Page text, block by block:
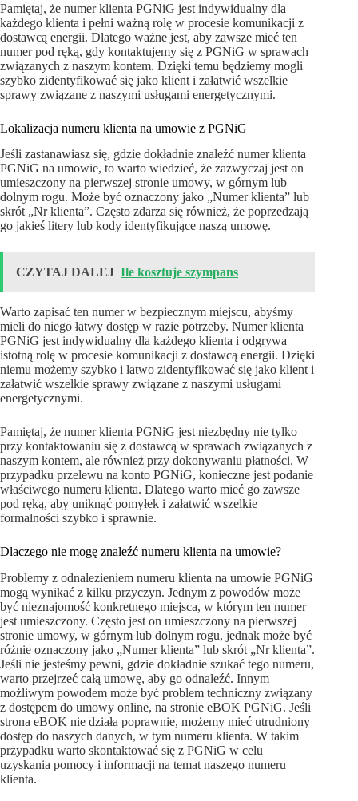
Pamiętaj, że numer klienta PGNiG jest indywidualny dla
każdego klienta i pełni ważną rolę w procesie komunikacji z
dostawcą energii. Dlatego ważne jest, aby zawsze mieć ten
numer pod ręką, gdy kontaktujemy się z PGNiG w sprawach
związanych z naszym kontem. Dzięki temu będziemy mogli
szybko zidentyfikować się jako klient i załatwić wszelkie
sprawy związane z naszymi usługami energetycznymi.
Lokalizacja numeru klienta na umowie z PGNiG
Jeśli zastanawiasz się, gdzie dokładnie znaleźć numer klienta
PGNiG na umowie, to warto wiedzieć, że zazwyczaj jest on
umieszczony na pierwszej stronie umowy, w górnym lub
dolnym rogu. Może być oznaczony jako „Numer klienta” lub
skrót „Nr klienta”. Często zdarza się również, że poprzedzają
go jakieś litery lub kody identyfikujące naszą umowę.
CZYTAJ DALEJ Ile kosztuje szympans
Warto zapisać ten numer w bezpiecznym miejscu, abyśmy
mieli do niego łatwy dostęp w razie potrzeby. Numer klienta
PGNiG jest indywidualny dla każdego klienta i odgrywa
istotną rolę w procesie komunikacji z dostawcą energii. Dzięki
niemu możemy szybko i łatwo zidentyfikować się jako klient i
załatwić wszelkie sprawy związane z naszymi usługami
energetycznymi.
Pamiętaj, że numer klienta PGNiG jest niezbędny nie tylko
przy kontaktowaniu się z dostawcą w sprawach związanych z
naszym kontem, ale również przy dokonywaniu płatności. W
przypadku przelewu na konto PGNiG, konieczne jest podanie
właściwego numeru klienta. Dlatego warto mieć go zawsze
pod ręką, aby uniknąć pomyłek i załatwić wszelkie
formalności szybko i sprawnie.
Dlaczego nie mogę znaleźć numeru klienta na umowie?
Problemy z odnalezieniem numeru klienta na umowie PGNiG
mogą wynikać z kilku przyczyn. Jednym z powodów może
być nieznajomość konkretnego miejsca, w którym ten numer
jest umieszczony. Często jest on umieszczony na pierwszej
stronie umowy, w górnym lub dolnym rogu, jednak może być
różnie oznaczony jako „Numer klienta” lub skrót „Nr klienta”.
Jeśli nie jesteśmy pewni, gdzie dokładnie szukać tego numeru,
warto przejrzeć całą umowę, aby go odnaleźć. Innym
możliwym powodem może być problem techniczny związany
z dostępem do umowy online, na stronie eBOK PGNiG. Jeśli
strona eBOK nie działa poprawnie, możemy mieć utrudniony
dostęp do naszych danych, w tym numeru klienta. W takim
przypadku warto skontaktować się z PGNiG w celu
uzyskania pomocy i informacji na temat naszego numeru
klienta.